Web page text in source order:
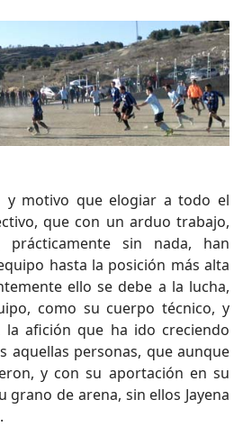
y motivo que elogiar a todo el
que con un arduo trabajo,
prácticamente sin nada, han
hasta la posición más alta
ello se debe a la lucha,
como su cuerpo técnico, y
afición que ha ido creciendo
aquellas personas, que aunque
y con su aportación en su
de arena, sin ellos Jayena